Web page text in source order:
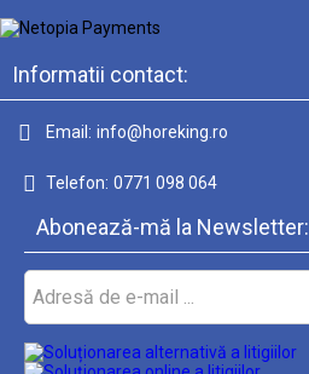
Informatii contact:
Email: info@horeking.ro
Telefon: 0771 098 064
Abonează-mă la Newsletter: